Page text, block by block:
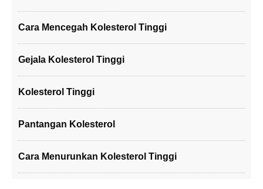
Cara Mencegah Kolesterol Tinggi
Gejala Kolesterol Tinggi
Kolesterol Tinggi
Pantangan Kolesterol
Cara Menurunkan Kolesterol Tinggi